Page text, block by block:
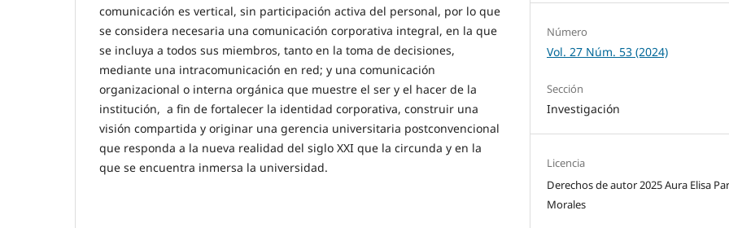
comunicación es vertical, sin participación activa del personal, por lo que
se considera necesaria una comunicación corporativa integral, en la que
se incluya a todos sus miembros, tanto en la toma de decisiones,
mediante una intracomunicación en red; y una comunicación
organizacional o interna orgánica que muestre el ser y el hacer de la
institución, a fin de fortalecer la identidad corporativa, construir una
visión compartida y originar una gerencia universitaria postconvencional
que responda a la nueva realidad del siglo XXI que la circunda y en la
que se encuentra inmersa la universidad.
Número
Vol. 27 Núm. 53 (2024)
Sección
Investigación
Licencia
Derechos de autor 2025 Aura Elisa
Morales